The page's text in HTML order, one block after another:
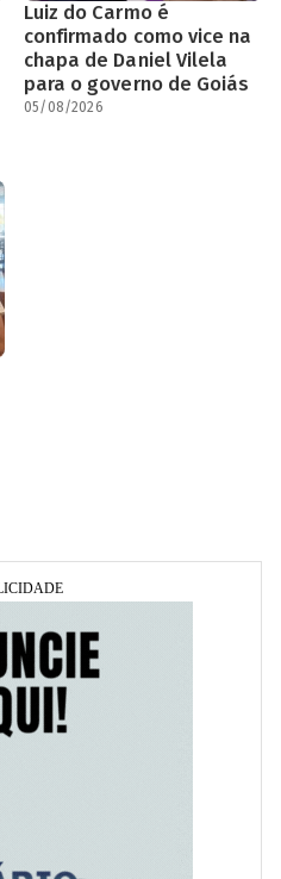
Luiz do Carmo é
confirmado como vice na
chapa de Daniel Vilela
para o governo de Goiás
05/08/2026